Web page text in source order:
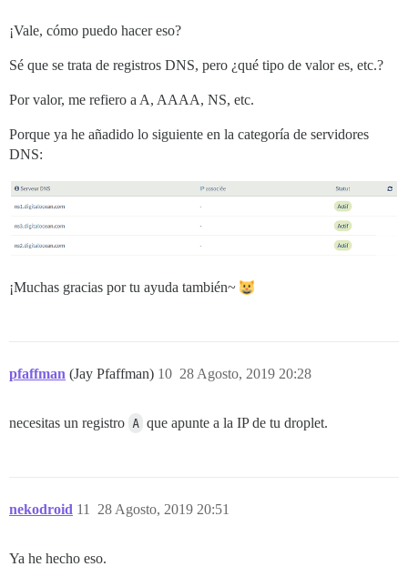
¡Vale, cómo puedo hacer eso?
Sé que se trata de registros DNS, pero ¿qué tipo de valor es, etc.?
Por valor, me refiero a A, AAAA, NS, etc.
Porque ya he añadido lo siguiente en la categoría de servidores
DNS:
¡Muchas gracias por tu ayuda también~
pfaffman (Jay Pfaffman) 28 Agosto, 2019 20:28
10
necesitas un registro A que apunte a la IP de tu droplet.
nekodroid 28 Agosto, 2019 20:51
11
Ya he hecho eso.